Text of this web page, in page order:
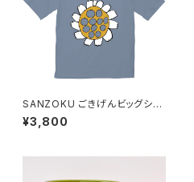
SANZOKU ごきげんビッグシル
エットT★（アシッドブルー）
¥3,800